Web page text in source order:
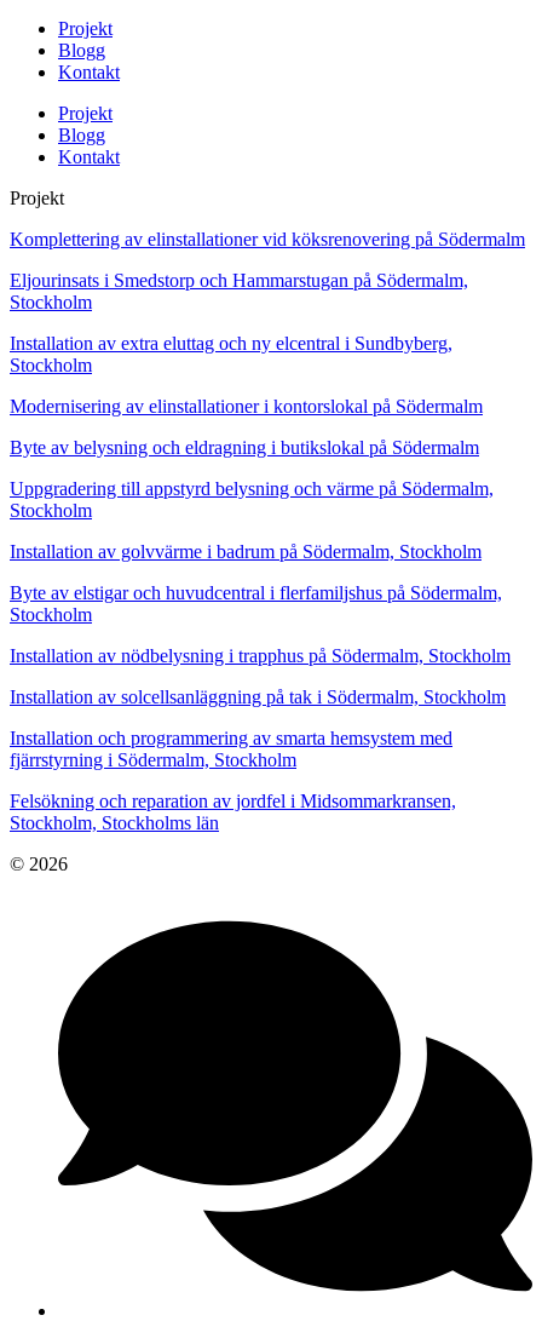
Projekt
Blogg
Kontakt
Projekt
Blogg
Kontakt
Projekt
Komplettering av elinstallationer vid köksrenovering på Södermalm
Eljourinsats i Smedstorp och Hammarstugan på Södermalm,
Stockholm
Installation av extra eluttag och ny elcentral i Sundbyberg,
Stockholm
Modernisering av elinstallationer i kontorslokal på Södermalm
Byte av belysning och eldragning i butikslokal på Södermalm
Uppgradering till appstyrd belysning och värme på Södermalm,
Stockholm
Installation av golvvärme i badrum på Södermalm, Stockholm
Byte av elstigar och huvudcentral i flerfamiljshus på Södermalm,
Stockholm
Installation av nödbelysning i trapphus på Södermalm, Stockholm
Installation av solcellsanläggning på tak i Södermalm, Stockholm
Installation och programmering av smarta hemsystem med
fjärrstyrning i Södermalm, Stockholm
Felsökning och reparation av jordfel i Midsommarkransen,
Stockholm, Stockholms län
© 2026